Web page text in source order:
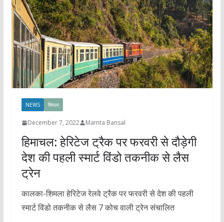
NEWS शिमला
December 7, 2022 Mamta Bansal
हिमाचल: हेरिटेज ट्रैक पर फरवरी से दौड़ेगी
देश की पहली स्मार्ट विंडो तकनीक से लैस
ट्रेन
कालका-शिमला हेरिटेज रेलवे ट्रैक पर फरवरी से देश की पहली
स्मार्ट विंडो तकनीक से लैस 7 कोच वाली ट्रेन संचालित